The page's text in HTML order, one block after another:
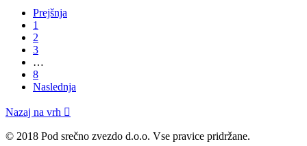
Prejšnja
1
2
3
…
8
Naslednja
Nazaj na vrh 
© 2018 Pod srečno zvezdo d.o.o. Vse pravice pridržane.